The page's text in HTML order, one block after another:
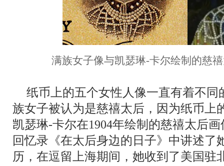
满族女子像与凯瑟琳-卡尔绘制的慈
纸币上的五个女性人像一直有着不
族女子被认为是慈禧太后，因为纸币上
凯瑟琳-卡尔在1904年绘制的慈禧太后
回忆录《在太后身边的日子》中讲述了
历，在逗留上海期间，她收到了美国驻